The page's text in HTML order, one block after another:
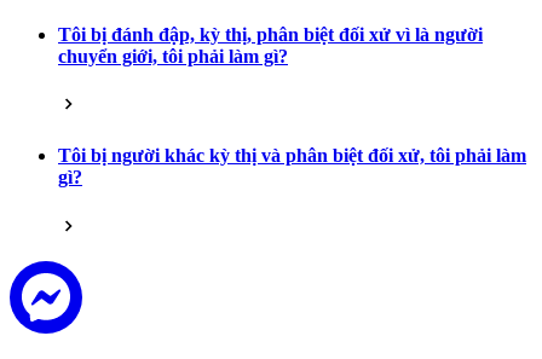
Tôi bị đánh đập, kỳ thị, phân biệt đối xử vì là người
chuyển giới, tôi phải làm gì?
Tôi bị người khác kỳ thị và phân biệt đối xử, tôi phải làm
gì?